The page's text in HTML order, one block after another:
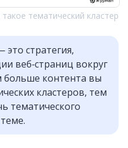
тематический кластер
стратегия,
веб‑страниц вокруг
контента вы
кластеров, тем
тематического